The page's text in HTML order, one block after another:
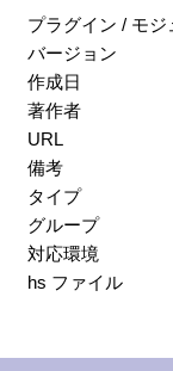
プラグイン / モジ
バージョン
作成日
著作者
URL
備考
タイプ
グループ
対応環境
hs ファイル